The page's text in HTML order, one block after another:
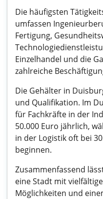
Die häufigsten
umfassen
Fertigung,
Einzelhandel und die
zahlreiche
Die Gehälter in
und Qualifikation. Im
für Fachkräfte in der
50.000 Euro jährlich,
in der Logistik oft bei
beginnen.
Zusammenfassend
eine Stadt mit
Möglichkeiten und